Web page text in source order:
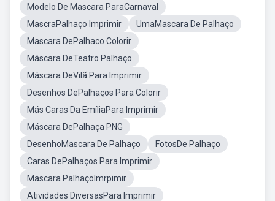
Modelo De Mascara ParaCarnaval
MascraPalhaço Imprimir
UmaMascara De Palhaço
Mascara DePalhaco Colorir
Máscara DeTeatro Palhaço
Máscara DeVilã Para Imprimir
Desenhos DePalhaços Para Colorir
Más Caras Da EmíliaPara Imprimir
Máscara DePalhaça PNG
DesenhoMascara De Palhaço
FotosDe Palhaço
Caras DePalhaços Para Imprimir
Mascara PalhaçoImrpimir
Atividades DiversasPara Imprimir